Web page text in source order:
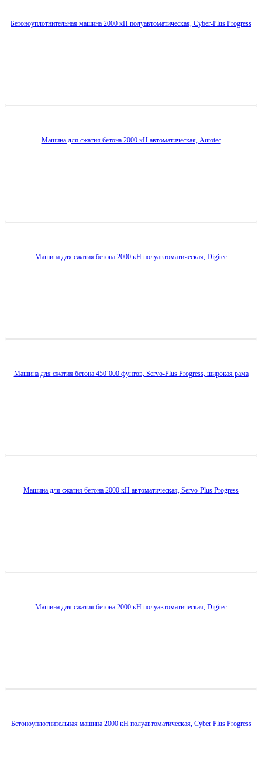
Бетоноуплотнительная машина 2000 кН полуавтоматическая, Cyber-Plus Progress
Машина для сжатия бетона 2000 кН автоматическая, Autotec
Машина для сжатия бетона 2000 кН полуавтоматическая, Digitec
Машина для сжатия бетона 450’000 фунтов, Servo-Plus Progress, широкая рама
Машина для сжатия бетона 2000 кН автоматическая, Servo-Plus Progress
Машина для сжатия бетона 2000 кН полуавтоматическая, Digitec
Бетоноуплотнительная машина 2000 кН полуавтоматическая, Cyber ​​Plus Progress